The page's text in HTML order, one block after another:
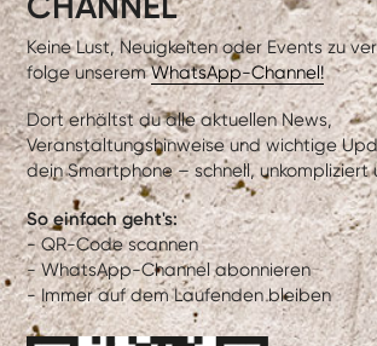
Keine Lust, Neuigkeiten oder Events zu
folge unseremWhatsApp-Channel!
Dort erhältst du alle aktuellen News,
Veranstaltungshinweise und wichtige
dein Smartphone – schnell, unkompliziert
So einfach geht's:
- QR-Code scannen
- WhatsApp-Channel abonnieren
- Immer auf dem Laufenden bleiben